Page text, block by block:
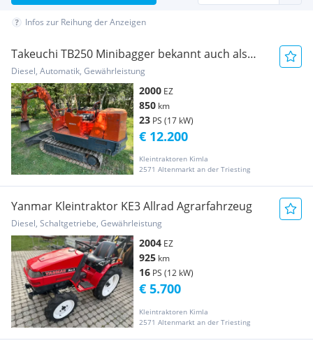
Infos zur Reihung der Anzeigen
Takeuchi TB250 Minibagger bekannt auch als
TB025 mit Sta... Baumaschine
Diesel, Automatik, Gewährleistung
2000 EZ
850 km
23 PS (17 kW)
Kleintraktoren Kimla
2571 Altenmarkt an der Triesting
€ 12.200
Yanmar Kleintraktor KE3 Allrad Agrarfahrzeug
Diesel, Schaltgetriebe, Gewährleistung
2004 EZ
925 km
16 PS (12 kW)
Kleintraktoren Kimla
2571 Altenmarkt an der Triesting
€ 5.700